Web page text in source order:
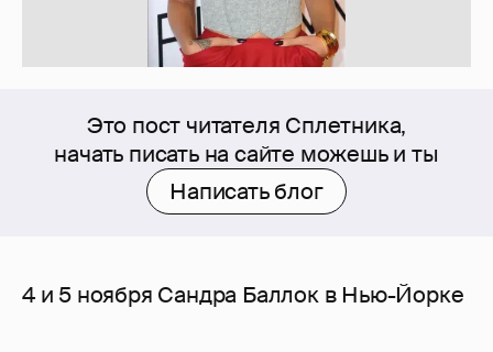
Это пост читателя Сплетника,
начать писать на сайте можешь и ты
Написать блог
4 и 5 ноября Сандра Баллок в Нью-Йорке